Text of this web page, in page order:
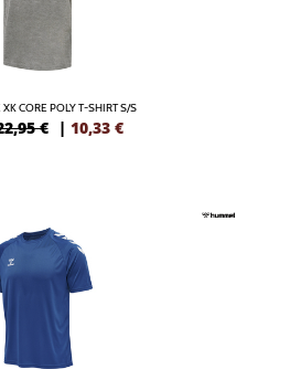
CORE POLY T-SHIRT S/S
€ | 10,33 €